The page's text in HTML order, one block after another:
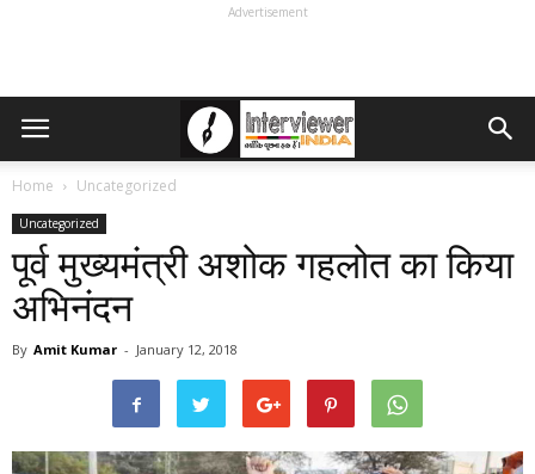
Advertisement
Home Uncategorized
Uncategorized
पूर्व मुख्यमंत्री अशोक गहलोत का किया
अभिनंदन
By Amit Kumar - January 12, 2018